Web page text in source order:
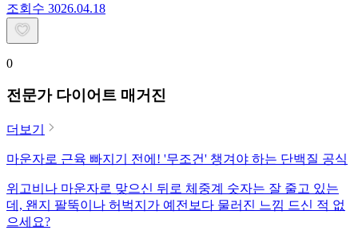
조회수 3026.04.18
0
전문가 다이어트 매거진
더보기
마운자로 근육 빠지기 전에! '무조건' 챙겨야 하는 단백질 공식
위고비나 마운자로 맞으신 뒤로 체중계 숫자는 잘 줄고 있는
데, 왠지 팔뚝이나 허벅지가 예전보다 물러진 느낌 드신 적 없
으세요?